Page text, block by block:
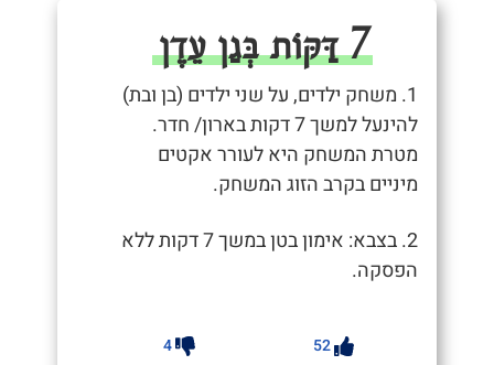
7 דַּקּוֹת בְּגַן עֵדֶן
1. משחק ילדים, על שני ילדים (בן ובת)
להינעל למשך 7 דקות בארון/ חדר.
מטרת המשחק היא לעורר אקטים
מיניים בקרב הזוג המשחק.
2. בצבא: אימון בטן במשך 7 דקות ללא
הפסקה.
52
4